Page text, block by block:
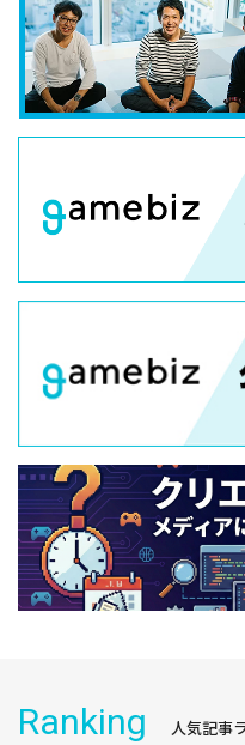
Ranking 人気記事